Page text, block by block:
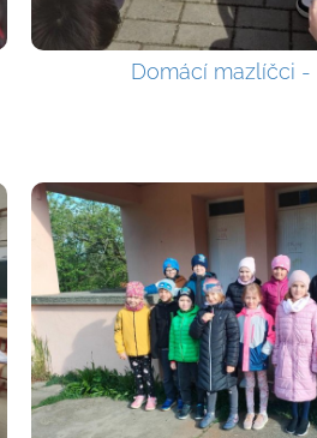
Domácí mazlíčci -